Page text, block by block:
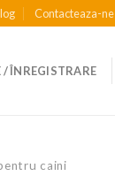
Contacteaza-ne
ÎNREGISTRARE
caini